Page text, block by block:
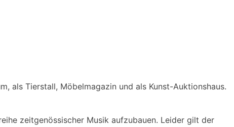
als Tierstall, Möbelmagazin und als Kunst-Auktionshaus.
zeitgenössischer Musik aufzubauen. Leider gilt der